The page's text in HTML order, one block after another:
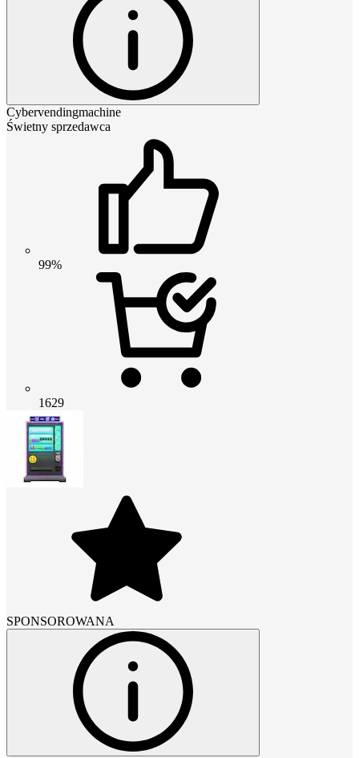
Cybervendingmachine
Świetny sprzedawca
99%
1629
SPONSOROWANA